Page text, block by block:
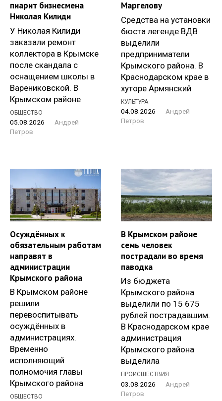
пиарит бизнесмена
Николая Килиди
У Николая Килиди
заказали ремонт
коллектора в Крымске
после скандала с
оснащением школы в
Варениковской. В
Крымском районе
ОБЩЕСТВО
05.08.2026
Андрей
Петров
Маргелову
Средства на установки
бюста легенде ВДВ
выделили
предприниматели
Крымского района. В
Краснодарском крае в
хуторе Армянский
КУЛЬТУРА
04.08.2026
Андрей
Петров
Осуждённых к
обязательным работам
направят в
администрации
Крымского района
В Крымском районе
решили
перевоспитывать
осуждённых в
администрациях.
Временно
исполняющий
полномочия главы
Крымского района
ОБЩЕСТВО
В Крымском районе
семь человек
пострадали во время
паводка
Из бюджета
Крымского района
выделили по 15 675
рублей пострадавшим.
В Краснодарском крае
администрация
Крымского района
выделила
ПРОИСШЕСТВИЯ
03.08.2026
Андрей
Петров